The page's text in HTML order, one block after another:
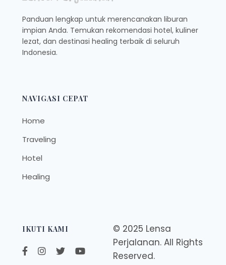
Panduan lengkap untuk merencanakan liburan
impian Anda. Temukan rekomendasi hotel, kuliner
lezat, dan destinasi healing terbaik di seluruh
Indonesia.
NAVIGASI CEPAT
Home
Traveling
Hotel
Healing
IKUTI KAMI
© 2025 Lensa
Perjalanan. All Rights
Reserved.